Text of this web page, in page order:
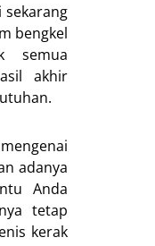
sekarang
bengkel
semua
akhir
adanya
Anda
tetap
kerak